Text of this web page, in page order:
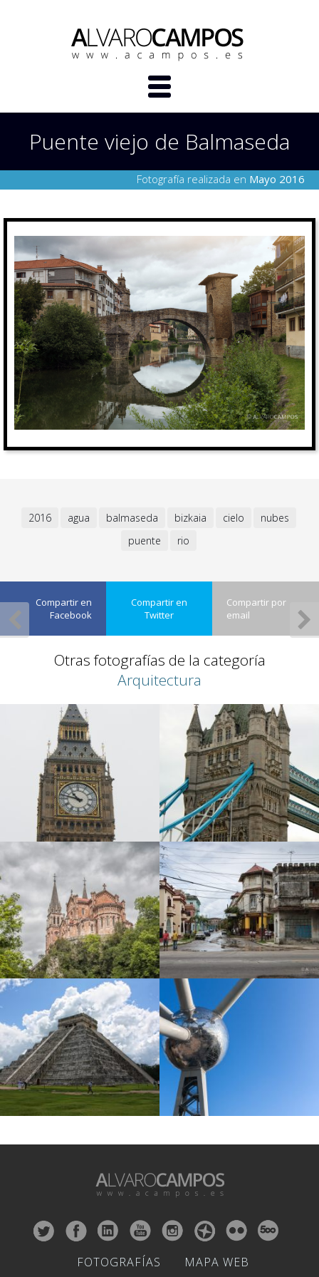
Puente viejo de Balmaseda
Fotografía realizada en Mayo 2016
2016 agua balmaseda bizkaia cielo
nubes
puente
rio
Compartir en
Facebook
Compartir en
Twitter
Compartir por
email
Otras fotografías de la categoría
Arquitectura
FOTOGRAFÍAS
MAPA WEB